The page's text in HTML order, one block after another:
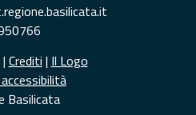
| Crediti | Il Logo
Basilicata